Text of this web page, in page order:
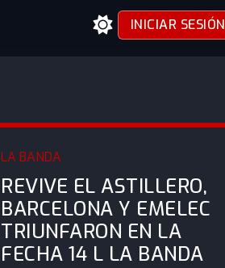
INICIAR SESIÓN
LA BANDA
REVIVE EL ASTILLERO,
BARCELONA Y EMELEC
TRIUNFARON EN LA
FECHA 14 L LA BANDA